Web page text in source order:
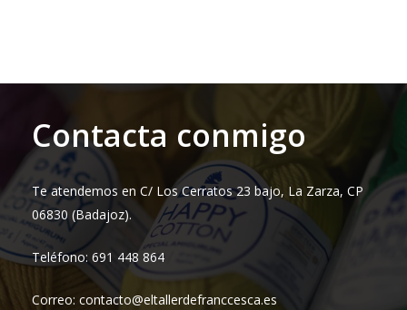
hasta
Contacta conmigo
Te atendemos en C/ Los Cerratos 23 bajo, La Zarza, CP
06830 (Badajoz).
Teléfono: 691 448 864
Correo: contacto@eltallerdefranccesca.es